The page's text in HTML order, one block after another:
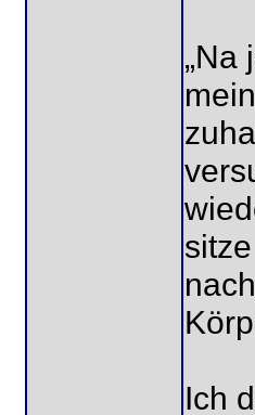
„Na
Ich